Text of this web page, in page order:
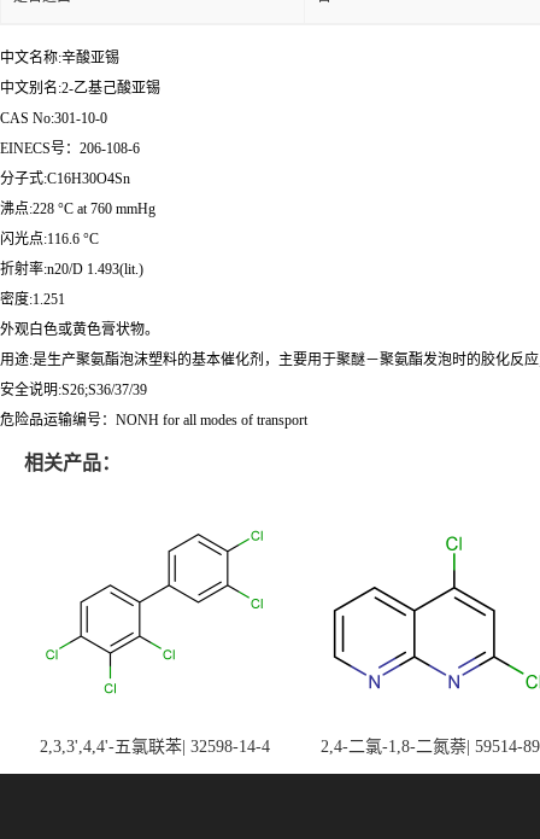
中文名称:辛酸亚锡
中文别名:2-乙基己酸亚锡
CAS No:301-10-0
EINECS号：206-108-6
分子式:C16H30O4Sn
沸点:228 °C at 760 mmHg
闪光点:116.6 °C
折射率:n20/D 1.493(lit.)
密度:1.251
外观白色或黄色膏状物。
用途:是生产聚氨酯泡沫塑料的基本催化剂，主要用于聚醚－聚氨酯发泡时的胶化反
安全说明:S26;S36/37/39
危险品运输编号：NONH for all modes of transport
相关产品：
2,3,3',4,4'-五氯联苯| 32598-14-4 2,4-二氯-1,8-二氮萘| 59514-